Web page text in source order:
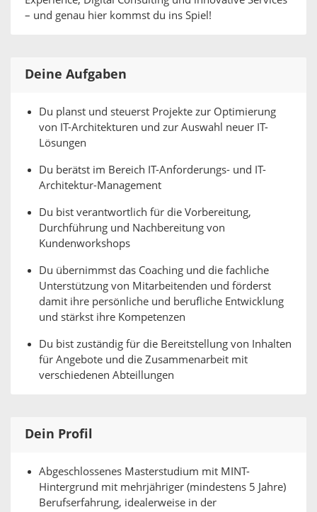
– und genau hier kommst du ins Spiel!
Deine Aufgaben
Du planst und steuerst Projekte zur Optimierung
von IT-Architekturen und zur Auswahl neuer IT-
Lösungen
Du berätst im Bereich IT-Anforderungs- und IT-
Architektur-Management
Du bist verantwortlich für die Vorbereitung,
Durchführung und Nachbereitung von
Kundenworkshops
Du übernimmst das Coaching und die fachliche
Unterstützung von Mitarbeitenden und förderst
damit ihre persönliche und berufliche Entwicklung
und stärkst ihre Kompetenzen
Du bist zuständig für die Bereitstellung von Inhalten
für Angebote und die Zusammenarbeit mit
verschiedenen Abteillungen
Dein Profil
Abgeschlossenes Masterstudium mit MINT-
Hintergrund mit mehrjähriger (mindestens 5 Jahre)
Berufserfahrung, idealerweise in der